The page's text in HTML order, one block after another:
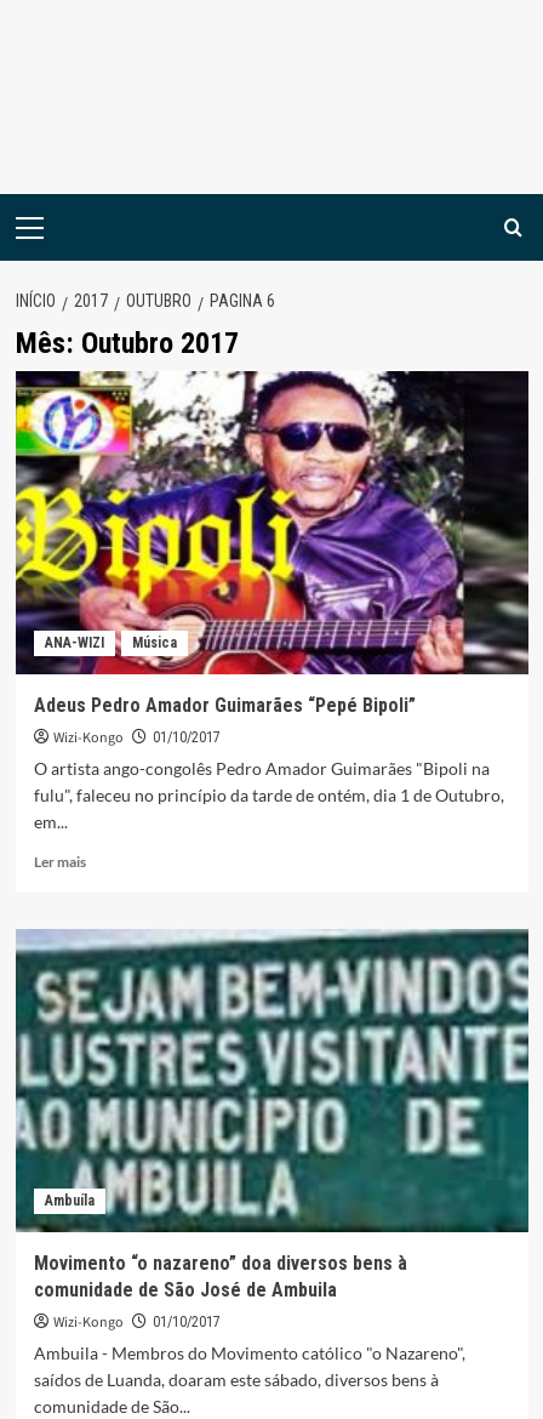
Menu
INÍCIO 2017 OUTUBRO PAGINA 6
Mês: Outubro 2017
ANA-WIZI Música
Adeus Pedro Amador Guimarães “Pepé Bipoli”
Wizi-Kongo 01/10/2017
O artista ango-congolês Pedro Amador Guimarães "Bipoli na
fulu", faleceu no princípio da tarde de ontém, dia 1 de Outubro,
em...
Ler maisLeia
Adeus
Pedro
Amador
Guimarães
“Pepé
Bipoli”
Ambuíla
Movimento “o nazareno” doa diversos bens à
comunidade de São José de Ambuila
Wizi-Kongo 01/10/2017
Ambuila - Membros do Movimento católico "o Nazareno",
saídos de Luanda, doaram este sábado, diversos bens à
comunidade de São...